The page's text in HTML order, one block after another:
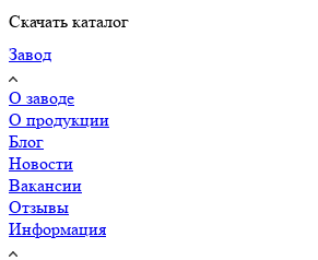
Скачать каталог
Завод
О заводе
О продукции
Блог
Новости
Вакансии
Отзывы
Информация